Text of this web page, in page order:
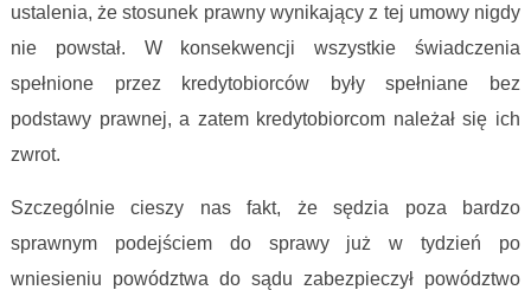
ustalenia, że stosunek prawny wynikający z tej umowy nigdy
nie powstał. W konsekwencji wszystkie świadczenia
spełnione przez kredytobiorców były spełniane bez
podstawy prawnej, a zatem kredytobiorcom należał się ich
zwrot.
Szczególnie cieszy nas fakt, że sędzia poza bardzo
sprawnym podejściem do sprawy już w tydzień po
wniesieniu powództwa do sądu zabezpieczył powództwo